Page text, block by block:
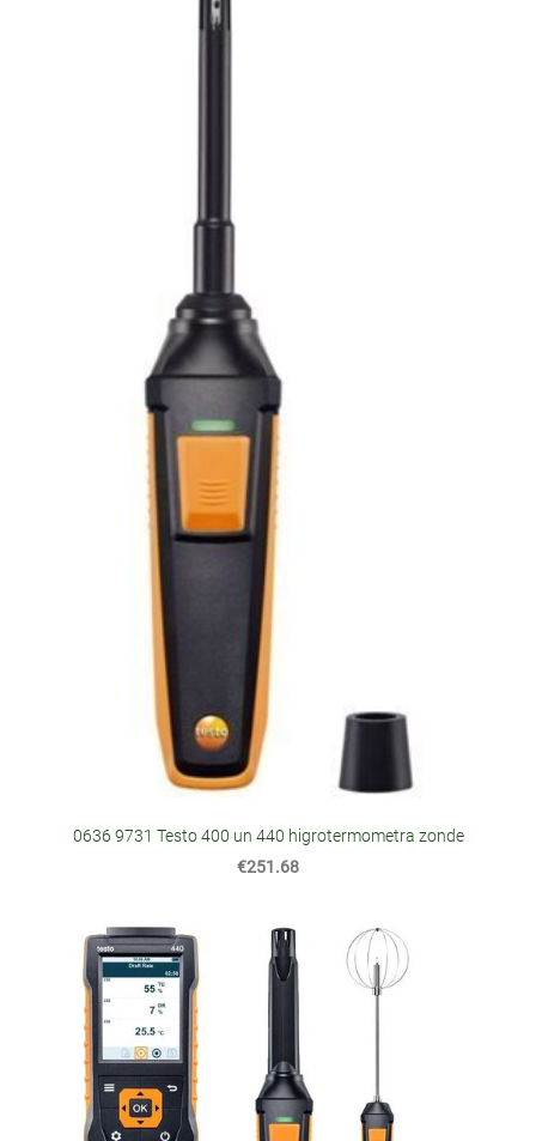
0636 9731 Testo 400 un 440 higrotermometra zonde
€251.68